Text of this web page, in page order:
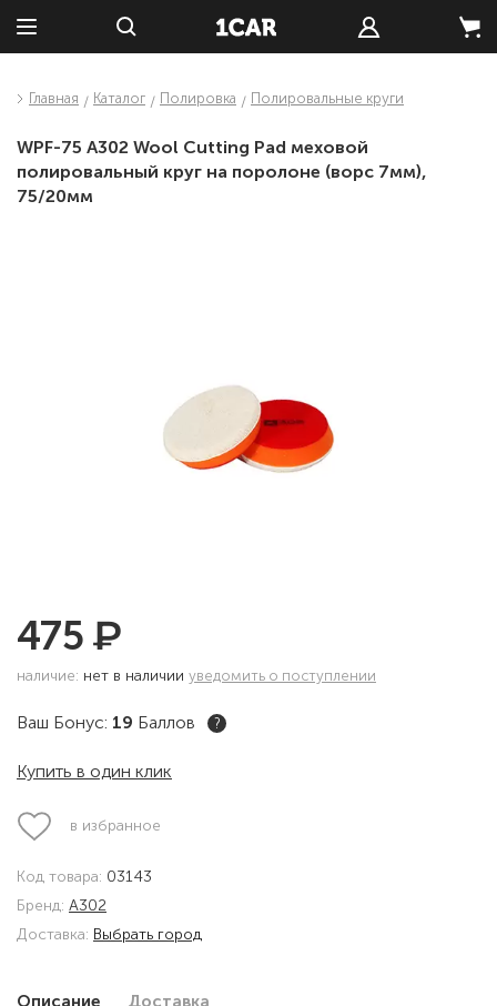
Главная Каталог Полировка Полировальные круги
WPF-75 A302 Wool Cutting Pad меховой
полировальный круг на поролоне (ворс 7мм),
75/20мм
475 ₽
наличие: нет в наличии уведомить о поступлении
Ваш Бонус: 19 Баллов ?
Купить в один клик
в избранное
Код товара: 03143
Бренд: A302
Доставка: Выбрать город
Описание Доставка